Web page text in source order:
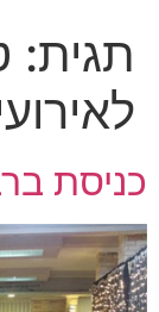
תגית:
כניסת